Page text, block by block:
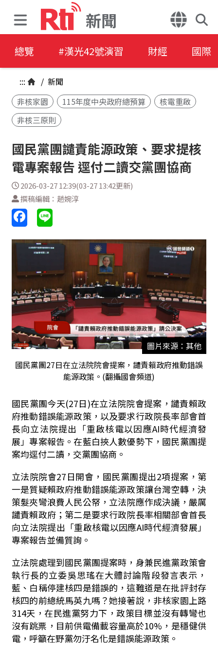
新聞
總覽 #漢光42號演習 財經 國際
::: / 新聞
非核家園
115年度中央政府總預算
核電重啟
非核三原則
國民黨團譴責能源政策、要求提核
電專案報告 逕付二讀交黨團協商
2026-03-27 12:39(03-27 13:42更新)
撰稿編輯：趙婉淳
圖片來源：其他
國民黨團27日在立法院院會提案，譴責賴政府推動錯誤
能源政策。(翻攝國會頻道)
國民黨團今天(27日)在立法院院會提案，譴責賴政
府推動錯誤能源政策，以及要求行政院長率部會首
長向立法院提出「重啟核電以因應AI時代經濟發
展」專案報告。在藍白挾人數優勢下，國民黨團提
案均逕付二讀，交黨團協商。
立法院院會27日開會，國民黨團提出2項提案，第
一是質疑賴政府推動錯誤能源政策讓台灣空轉，決
策髮夾彎浪費人民公帑，立法院應作成決議，嚴厲
譴責賴政府；第二是要求行政院長率相關部會首長
向立法院提出「重啟核電以因應AI時代經濟發展」
專案報告並備質詢。
立法院處理到國民黨團提案時，身兼民進黨政策會
執行長的立委吳思瑤在大體討論階段發言表示，
藍、白稱停建核四是錯誤的，這難道是在批評封存
核四的前總統馬英九嗎？她接著說，非核家園上路
314天，在民進黨努力下，政策目標並沒有轉彎也
沒有跳票，目前供電備載容量高於10% ，是穩健供
電，呼籲在野黨勿汙名化是錯誤能源政策。